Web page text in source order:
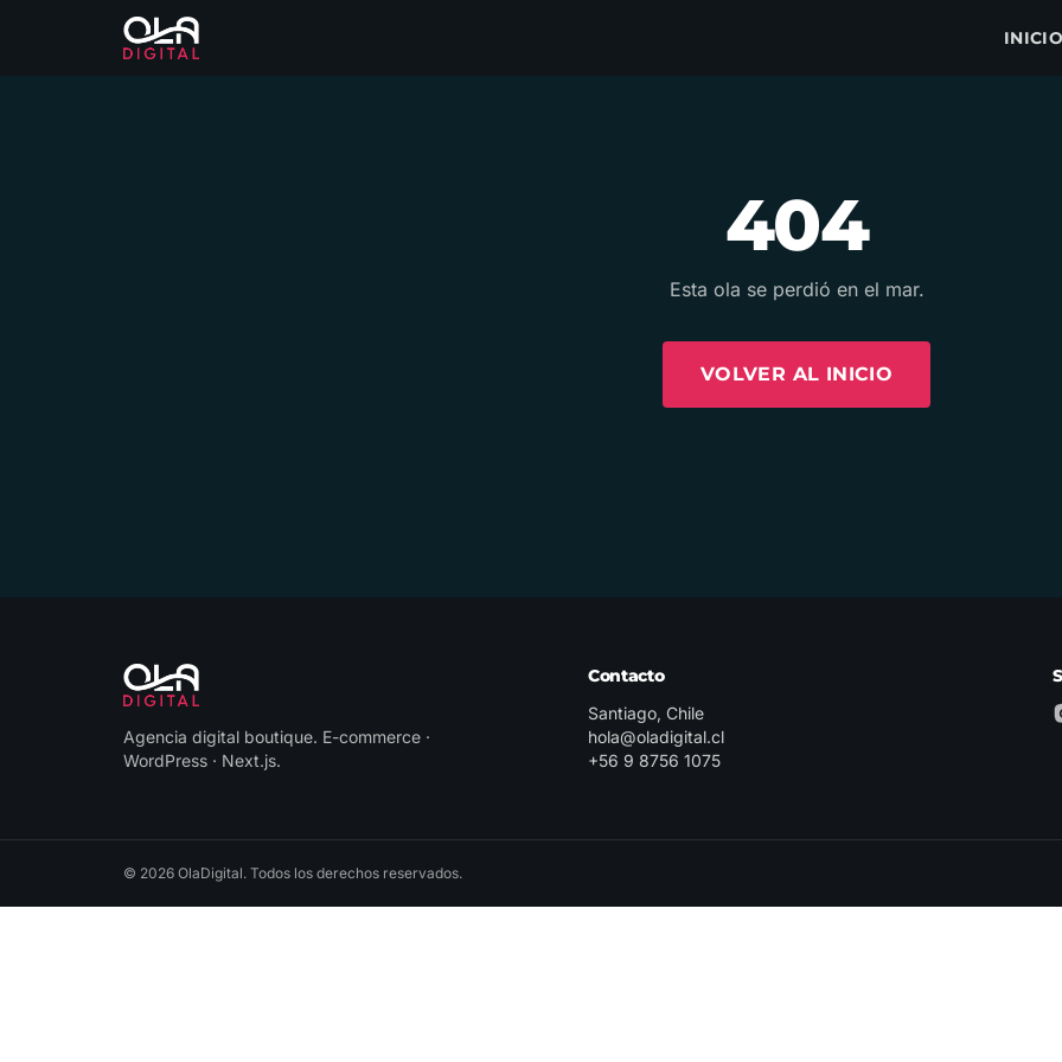
404
Esta ola se perdió en el mar.
VOLVER AL INICIO
Agencia digital boutique. E-commerce ·
WordPress · Next.js.
Contacto
Santiago, Chile
hola@oladigital.cl
+56 9 8756 1075
© 2026 OlaDigital. Todos los derechos reservados.